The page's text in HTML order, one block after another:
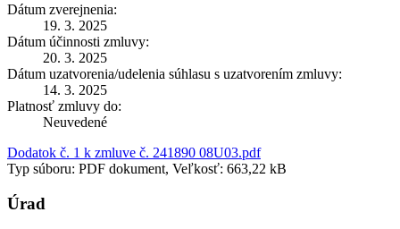
Dátum zverejnenia:
19. 3. 2025
Dátum účinnosti zmluvy:
20. 3. 2025
Dátum uzatvorenia/udelenia súhlasu s uzatvorením zmluvy:
14. 3. 2025
Platnosť zmluvy do:
Neuvedené
Dodatok č. 1 k zmluve č. 241890 08U03.pdf
Typ súboru: PDF dokument, Veľkosť: 663,22 kB
Úrad